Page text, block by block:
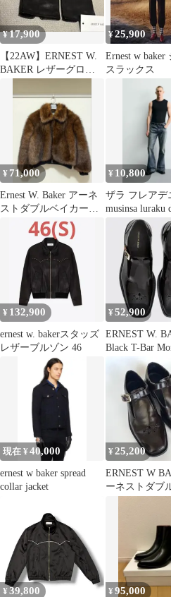
¥17,900
【22AW】ERNEST W.
BAKER レザーグロー
¥25,900
Ernest w baker
スラックス
¥ 71,000
Ernest W. Baker アーネ
ストダブルベイカーフ
ェイクファージャケッ
¥ 10,800
ザラ フレアデ
musinsa luraku
legacy
¥ 132,900
ernest w. bakerスタッズ
レザーブルゾン 46
¥52,900
ERNEST W.
Black T-Bar
現在 ¥ 40,000
ernest w baker spread
collar jacket
¥25,200
ERNEST W
ーネストダブ
¥ 39,800 ¥95,000